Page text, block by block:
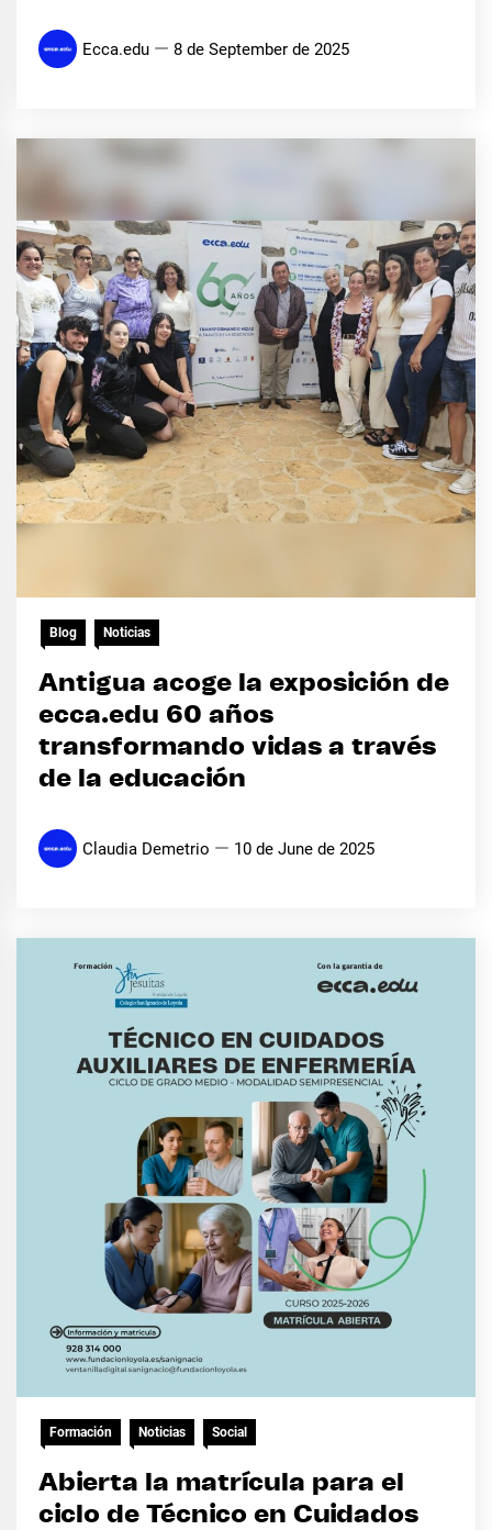
Ecca.edu 8 de September de 2025
Blog Noticias
Antigua acoge la exposición de
ecca.edu 60 años
transformando vidas a través
de la educación
Claudia Demetrio 10 de June de 2025
Formación Noticias Social
Abierta la matrícula para el
ciclo de Técnico en Cuidados